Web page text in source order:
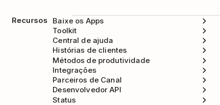
Recursos
Baixe os Apps
Toolkit
Central de ajuda
Histórias de clientes
Métodos de produtividade
Integrações
Parceiros de Canal
Desenvolvedor API
Status